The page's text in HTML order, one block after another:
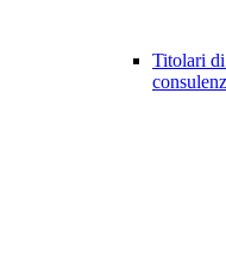
Titolari